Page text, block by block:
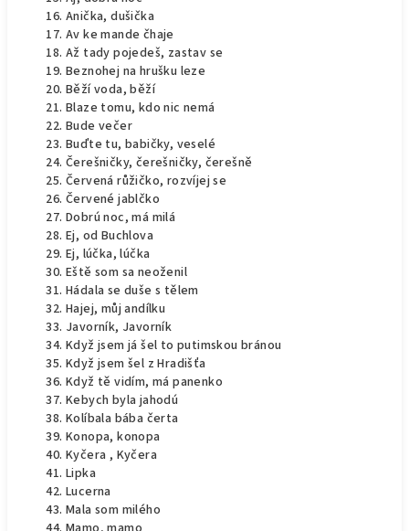
Anička, dušička
Av ke mande čhaje
Až tady pojedeš, zastav se
Beznohej na hrušku leze
Běží voda, běží
Blaze tomu, kdo nic nemá
Bude večer
Buďte tu, babičky, veselé
Čerešničky, čerešničky, čerešně
Červená růžičko, rozvíjej se
Červené jablčko
Dobrú noc, má milá
Ej, od Buchlova
Ej, lúčka, lúčka
Eště som sa neoženil
Hádala se duše s tělem
Hajej, můj andílku
Javorník, Javorník
Když jsem já šel to putimskou bránou
Když jsem šel z Hradišťa
Když tě vidím, má panenko
Kebych byla jahodú
Kolíbala bába čerta
Konopa, konopa
Kyčera , Kyčera
Lipka
Lucerna
Mala som milého